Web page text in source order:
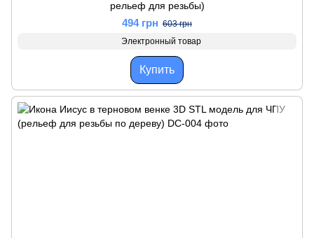
рельеф для резьбы)
494 грн 603 грн
Электронный товар
Купить